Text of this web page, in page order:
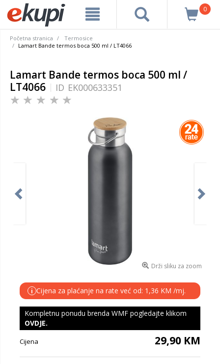
0
Početna stranica
Termosice
Lamart Bande termos boca 500 ml / LT4066
Lamart Bande termos boca 500 ml /
LT4066
ID EK000633351
Drži sliku za zoom
i Cijena za plaćanje na rate već od: 1,36 KM /mj.
Kompletnu ponudu brenda WMF pogledajte klikom
OVDJE.
Cijena 29,90 KM